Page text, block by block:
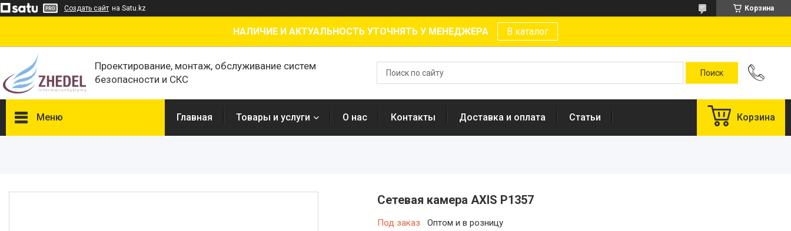
Создать сайт на Satu.kz Корзина
НАЛИЧИЕ И АКТУАЛЬНОСТЬ УТОЧНЯТЬ У МЕНЕДЖЕРА В каталог
Проектирование, монтаж, обслуживание систем
безопасности и СКС
Меню Главная Товары и услуги О нас Контакты Доставка и оплата Статьи Корзина
Сетевая камера AXIS P1357
Под заказ
Оптом и в розницу